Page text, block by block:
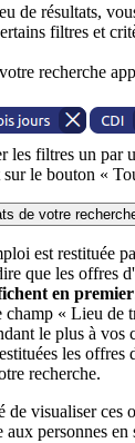
de résultats,
filtres et
recherche
les filtres un par
le bouton «
de votre
est restituée
que les offres
en premier
champ « Lieu de
le plus à vos
les offres
recherche.
de visualiser ces
personnes en